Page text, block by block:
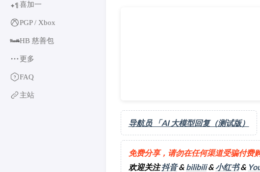
+1喜加一
PGP / Xbox
HB 慈善包
更多
FAQ
主站
导航员 「AI 大模型回复（测试版）
免费分享，请勿在任何渠道受骗付费
欢迎关注抖音& bilibili& 小红书&